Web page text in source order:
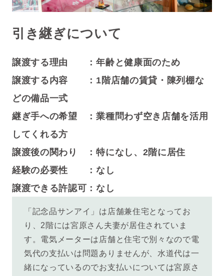
引き継ぎについて
譲渡する理由 ：年齢と健康面のため
譲渡する内容 ：1階店舗の賃貸・陳列棚な
どの備品一式
継ぎ手への希望 ：業種問わず空き店舗を活用
してくれる方
譲渡後の関わり ：特になし、2階に居住
経験の必要性 ：なし
譲渡できる許認可：なし
「記念品サンアイ」は店舗兼住宅となってお
り、2階には宮原さん夫妻が居住されていま
す。 電気メーターは店舗と住宅で別々なので電
気代の支払いは問題ありませんが、水道代は一
緒になっているのでお支払いについては宮原さ